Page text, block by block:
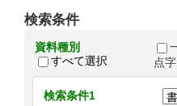
検索条件
資料種別
すべて選択
点
検索条件1